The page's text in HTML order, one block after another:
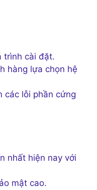
trình cài đặt.
hàng lựa chọn hệ
các lỗi phần cứng
nhất hiện nay với
mật cao.